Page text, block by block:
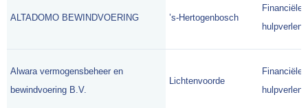
ALTADOMO BEWINDVOERING ’s-Hertogenbosch
Financiële
Alwara vermogensbeheer en
bewindvoering B.V.
Lichtenvoorde
Financiële